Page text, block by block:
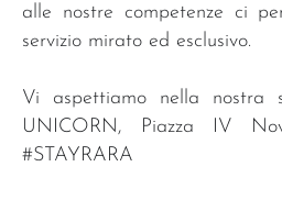
alle nostre competenze ci
servizio mirato ed esclusivo.
Vi aspettiamo nella nostra
UNICORN, Piazza IV
#STAYRARA